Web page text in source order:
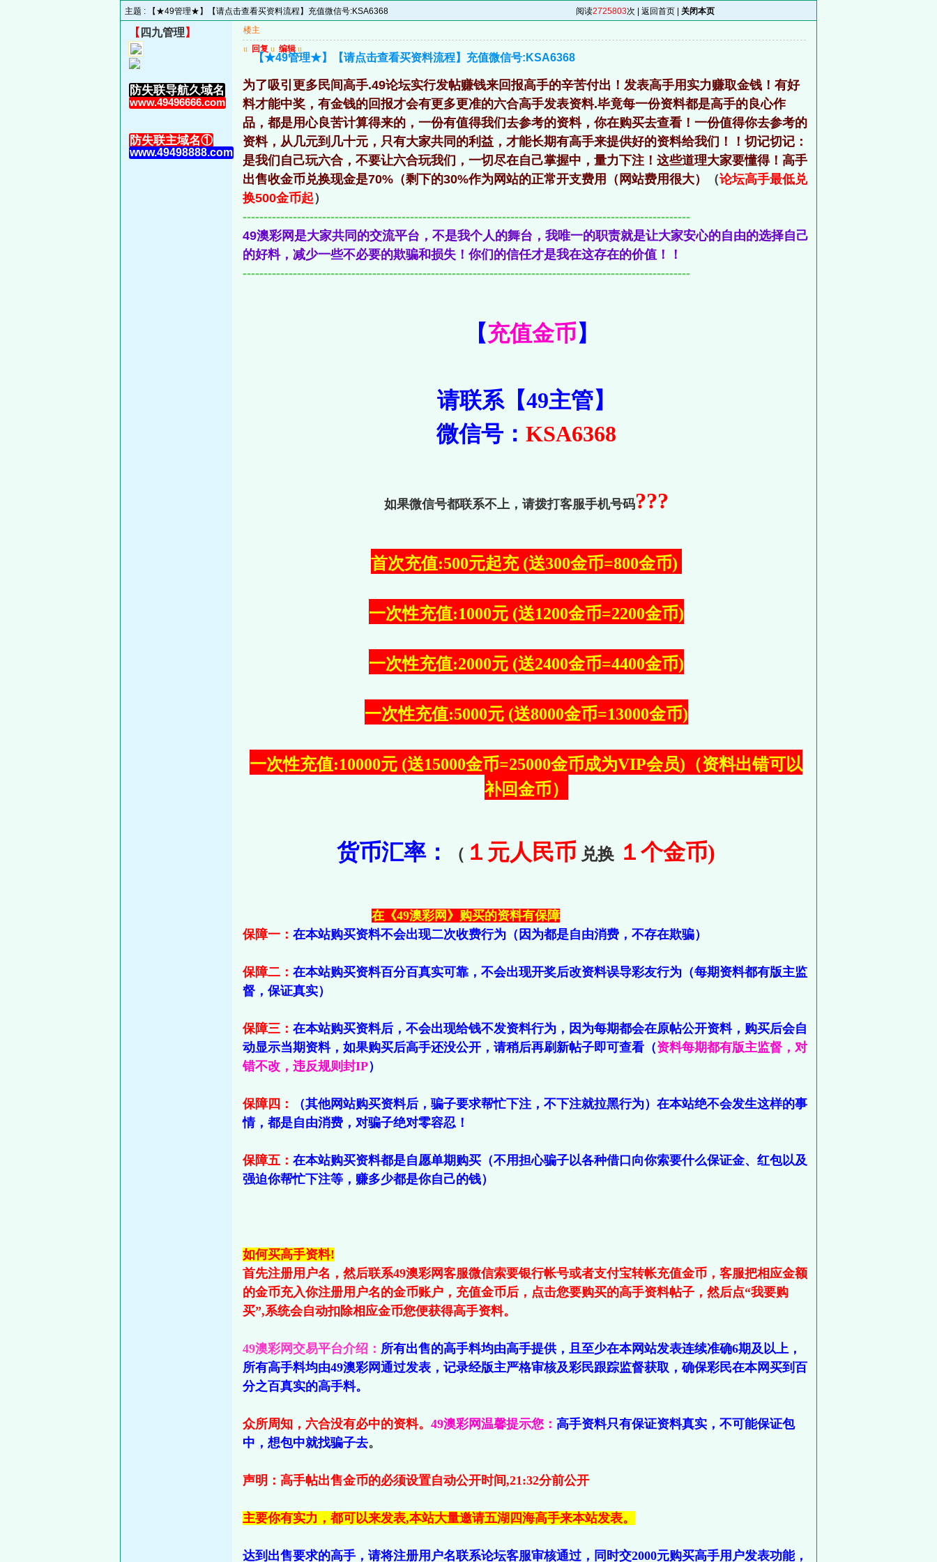
主题 : 【★49管理★】【请点击查看买资料流程】充值微信号:KSA6368 阅读2725803次 | 返回首页 关闭本页
【 四九管理 】
防失联导航久域名
www.49496666.com
防失联主域名①
www.49498888.com
楼主
u 回复 u 编辑 u
【★49管理★】【请点击查看买资料流程】充值微信号:KSA6368
为了吸引更多民间高手.49论坛实行发帖赚钱来回报高手的辛苦付出！发表高手用实力赚取金钱！有好
料才能中奖，有金钱的回报才会有更多更准的六合高手发表资料.毕竟每一份资料都是高手的良心作
品，都是用心良苦计算得来的，一份有值得我们去参考的资料，你在购买去查看！一份值得你去参考的
资料，从几元到几十元，只有大家共同的利益，才能长期有高手来提供好的资料给我们！！切记切记：
是我们自己玩六合，不要让六合玩我们，一切尽在自己掌握中，量力下注！这些道理大家要懂得！高手
出售收金币兑换现金是70%（剩下的30%作为网站的正常开支费用（网站费用很大）
（论坛高手最低兑
换500金币起）
-----------------------------------------------------------------------------------------------------------
49澳彩网是大家共同的交流平台，不是我个人的舞台，我唯一的职责就是让大家安心的自由的选择自己
的好料，减少一些不必要的欺骗和损失！你们的信任才是我在这存在的价值！！
-----------------------------------------------------------------------------------------------------------
【充值金币】
请联系【49主管】
微信号： KSA6368
如果微信号都联系不上，请拨打客服手机号码???
首次充值:500元起充 (送300金币=800金币)
一次性充值:1000元 (送1200金币=2200金币)
一次性充值:2000元 (送2400金币=4400金币)
一次性充值:5000元 (送8000金币=13000金币)
一次性充值:10000元 (送15000金币=25000金币成为VIP会员)（资料出错可以
补回金币）
货币汇率： （ １元人民币 兑换 １个金币)
在《49澳彩网》购买的资料有保障
保障一： 在本站购买资料不会出现二次收费行为（因为都是自由消费，不存在欺骗）
保障二： 在本站购买资料百分百真实可靠，不会出现开奖后改资料误导彩友行为（每期资料都有版主监
督，保证真实）
保障三： 在本站购买资料后，不会出现给钱不发资料行为，因为每期都会在原帖公开资料，购买后会自
动显示当期资料，如果购买后高手还没公开，请稍后再刷新帖子即可查看（资料每期都有版主监督，对
错不改，违反规则封IP）
保障四：
（其他网站购买资料后，骗子要求帮忙下注，不下注就拉黑行为）在本站绝不会发生这样的事
情，都是自由消费，对骗子绝对零容忍！
保障五： 在本站购买资料都是自愿单期购买（不用担心骗子以各种借口向你索要什么保证金、红包以及
强迫你帮忙下注等，赚多少都是你自己的钱）
如何买高手资料!
首先注册用户名，然后联系49澳彩网客服微信索要银行帐号或者支付宝转帐充值金币，客服把相应金额
的金币充入你注册用户名的金币账户，充值金币后，点击您要购买的高手资料帖子，然后点“我要购
买”,系统会自动扣除相应金币您便获得高手资料。
49澳彩网交易平台介绍： 所有出售的高手料均由高手提供，且至少在本网站发表连续准确6期及以上，
所有高手料均由49澳彩网通过发表，记录经版主严格审核及彩民跟踪监督获取，确保彩民在本网买到百
分之百真实的高手料。
众所周知，六合没有必中的资料。 49澳彩网温馨提示您： 高手资料只有保证资料真实，不可能保证包
中，想包中就找骗子去。
声明：高手帖出售金币的必须设置自动公开时间,21:32分前公开
主要你有实力，都可以来发表,本站大量邀请五湖四海高手来本站发表。
达到出售要求的高手，请将注册用户名联系论坛客服审核通过，同时交2000元购买高手用户发表功能，